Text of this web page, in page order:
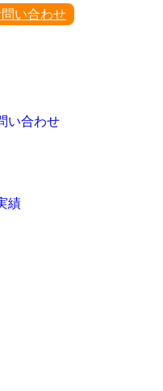
い合わせ
い合わせ
績